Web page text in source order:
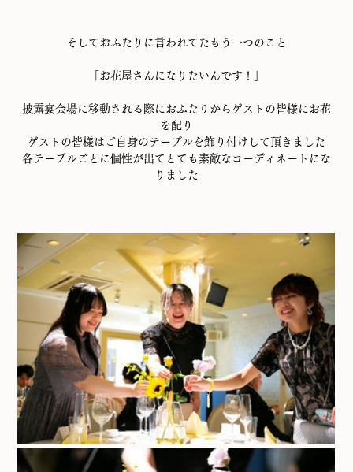
そしておふたりに言われてたもう一つのこと
「お花屋さんになりたいんです！」
披露宴会場に移動される際におふたりからゲストの皆様にお花
を配り
ゲストの皆様はご自身のテーブルを飾り付けして頂きました
各テーブルごとに個性が出てとても素敵なコーディネートにな
りました